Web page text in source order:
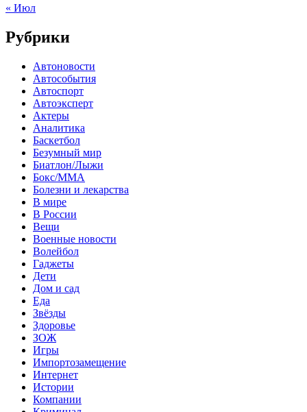
« Июл
Рубрики
Автоновости
Автособытия
Автоспорт
Автоэксперт
Актеры
Аналитика
Баскетбол
Безумный мир
Биатлон/Лыжи
Бокс/MMA
Болезни и лекарства
В мире
В России
Вещи
Военные новости
Волейбол
Гаджеты
Дети
Дом и сад
Еда
Звёзды
Здоровье
ЗОЖ
Игры
Импортозамещение
Интернет
Истории
Компании